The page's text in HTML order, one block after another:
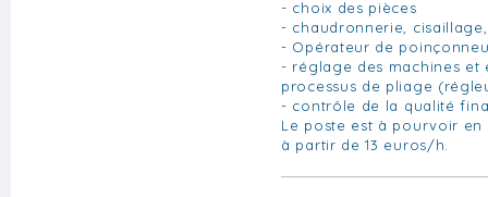
- choix des pièces
- chaudronnerie,
- Opérateur de
- réglage des machines et
processus de pliage
- contrôle de la qualité
Le poste est à pourvoir
à partir de 13 euros/h.